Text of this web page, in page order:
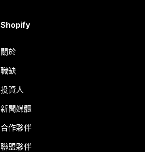
Shopify
關於
職缺
投資人
新聞媒體
合作夥伴
聯盟夥伴